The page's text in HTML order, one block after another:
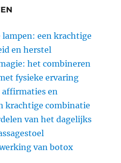
een krachtige
en herstel
het combineren
fysieke ervaring
en
krachtige combinatie
van het dagelijks
van botox